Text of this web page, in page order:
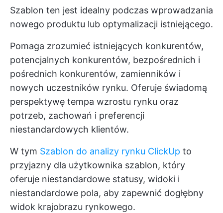
Szablon ten jest idealny podczas wprowadzania
nowego produktu lub optymalizacji istniejącego.
Pomaga zrozumieć istniejących konkurentów,
potencjalnych konkurentów, bezpośrednich i
pośrednich konkurentów, zamienników i
nowych uczestników rynku. Oferuje świadomą
perspektywę tempa wzrostu rynku oraz
potrzeb, zachowań i preferencji
niestandardowych klientów.
W tym Szablon do analizy rynku ClickUp to
przyjazny dla użytkownika szablon, który
oferuje niestandardowe statusy, widoki i
niestandardowe pola, aby zapewnić dogłębny
widok krajobrazu rynkowego.